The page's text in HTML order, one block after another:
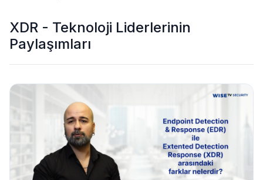
XDR - Teknoloji Liderlerinin
Paylaşımları